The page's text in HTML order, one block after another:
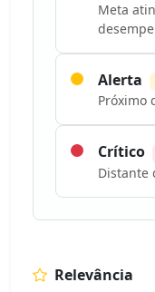
Meta
Alerta
Próximo
Crítico
Distante
Relevância